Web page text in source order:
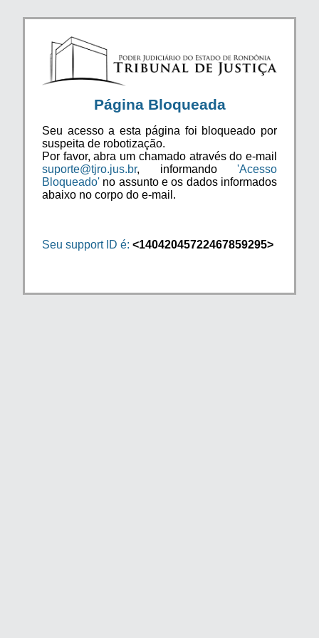
Página Bloqueada
Seu acesso a esta página foi bloqueado por
suspeita de robotização.
Por favor, abra um chamado através do e-mail
suporte@tjro.jus.br, informando 'Acesso
Bloqueado' no assunto e os dados informados
abaixo no corpo do e-mail.
Seu support ID é: <14042045722467859295>